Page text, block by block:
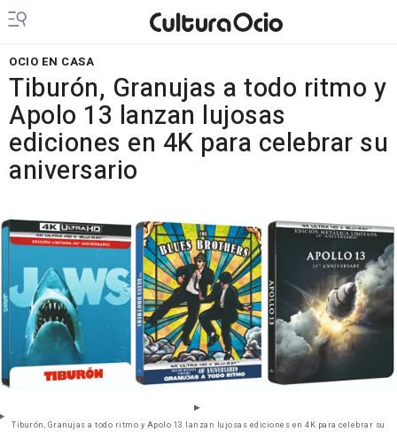
OCIO EN CASA
Tiburón, Granujas a todo ritmo y
Apolo 13 lanzan lujosas
ediciones en 4K para celebrar su
aniversario
Tiburón, Granujas a todo ritmo y Apolo 13 lanzan lujosas ediciones en 4K para celebrar su